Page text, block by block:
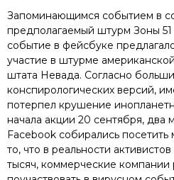
Запоминающимся событием в
предполагаемый штурм Зоны 51
событие в фейсбуке
участие в штурме
штата Невада. Согласно
конспирологических версий,
потерпел крушение
начала акции 20 сентября, два
Facebook собирались
то, что в реальности
тысяч, коммерческие